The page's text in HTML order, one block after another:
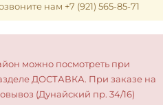
нам +7 (921) 565-85-71
можно посмотреть при
ДОСТАВКА. При заказе на
(Дунайский пр. 34/16)